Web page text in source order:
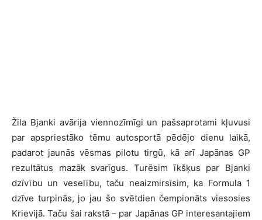
Žila Bjanki avārija viennozīmīgi un pašsaprotami kļuvusi
par apspriestāko tēmu autosportā pēdējo dienu laikā,
padarot jaunās vēsmas pilotu tirgū, kā arī Japānas GP
rezultātus mazāk svarīgus. Turēsim īkšķus par Bjanki
dzīvību un veselību, taču neaizmirsīsim, ka Formula 1
dzīve turpinās, jo jau šo svētdien čempionāts viesosies
Krievijā. Taču šai rakstā – par Japānas GP interesantajiem